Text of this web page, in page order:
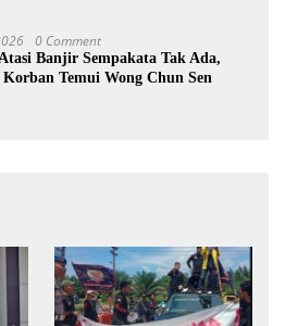
0 Comment
Banjir Sempakata Tak Ada,
Korban Temui Wong Chun Sen